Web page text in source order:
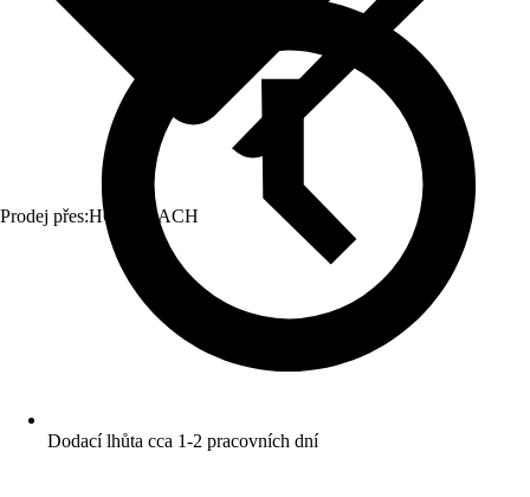
Prodej přes:HORNBACH
Dodací lhůta cca 1-2 pracovních dní